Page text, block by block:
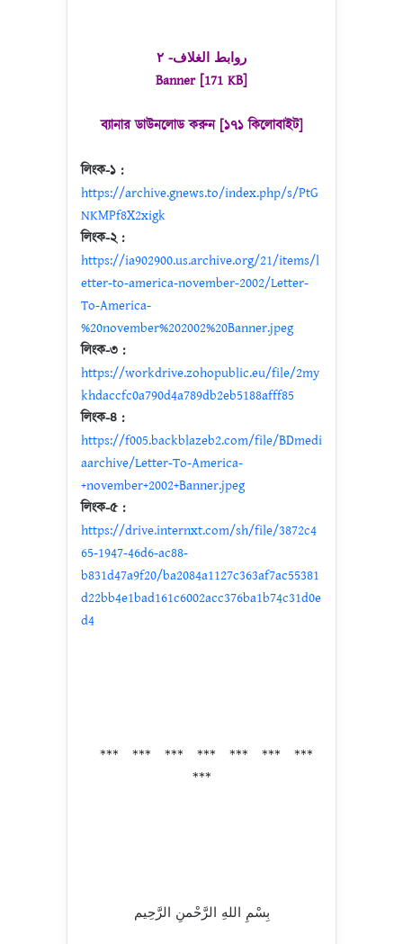
روابط الغلاف- ٢
Banner [171 KB]
ব্যানার ডাউনলোড করুন [১৭১ কিলোবাইট]
লিংক-১ :
https://archive.gnews.to/index.php/s/PtG
NKMPf8X2xigk
লিংক-২ :
https://ia902900.us.archive.org/21/items/l
etter-to-america-november-2002/Letter-
To-America-
%20november%202002%20Banner.jpeg
লিংক-৩ :
https://workdrive.zohopublic.eu/file/2my
khdaccfc0a790d4a789db2eb5188afff85
লিংক-৪ :
https://f005.backblazeb2.com/file/BDmedi
aarchive/Letter-To-America-
+november+2002+Banner.jpeg
লিংক-৫ :
https://drive.internxt.com/sh/file/3872c4
65-1947-46d6-ac88-
b831d47a9f20/ba2084a1127c363af7ac55381
d22bb4e1bad161c6002acc376ba1b74c31d0e
d4
*** *** *** *** *** *** ***
***
بِسْمِ اللهِ الرَّحْمنِ الرَّحِيم